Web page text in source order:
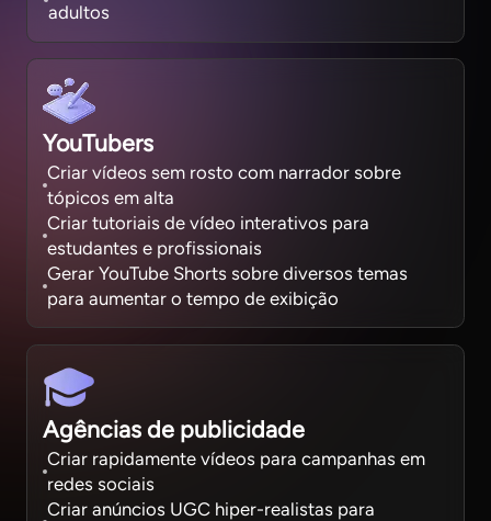
adultos
YouTubers
Criar vídeos sem rosto com narrador sobre
tópicos em alta
Criar tutoriais de vídeo interativos para
estudantes e profissionais
Gerar YouTube Shorts sobre diversos temas
para aumentar o tempo de exibição
Agências de publicidade
Criar rapidamente vídeos para campanhas em
redes sociais
Criar anúncios UGC hiper-realistas para